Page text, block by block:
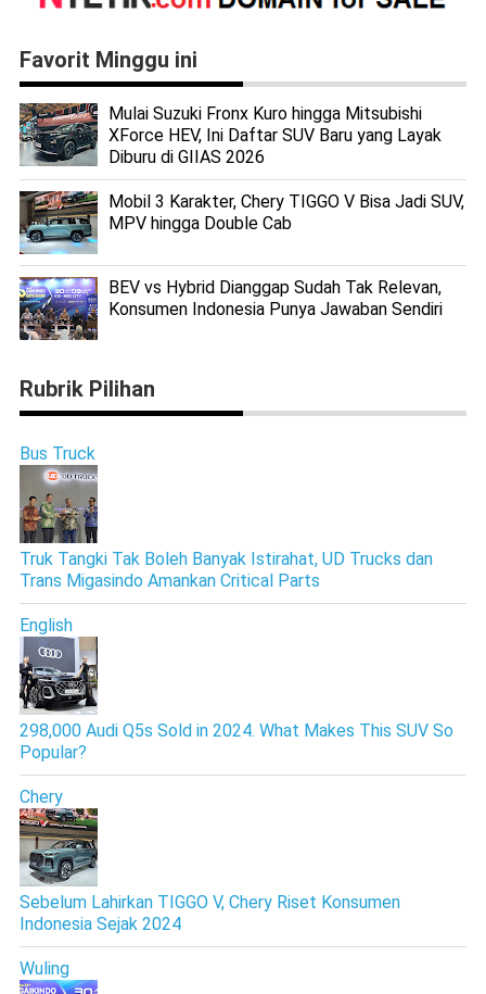
Favorit Minggu ini
Mulai Suzuki Fronx Kuro hingga Mitsubishi
XForce HEV, Ini Daftar SUV Baru yang Layak
Diburu di GIIAS 2026
Mobil 3 Karakter, Chery TIGGO V Bisa Jadi SUV,
MPV hingga Double Cab
BEV vs Hybrid Dianggap Sudah Tak Relevan,
Konsumen Indonesia Punya Jawaban Sendiri
Rubrik Pilihan
Bus Truck
Truk Tangki Tak Boleh Banyak Istirahat, UD Trucks dan
Trans Migasindo Amankan Critical Parts
English
298,000 Audi Q5s Sold in 2024. What Makes This SUV So
Popular?
Chery
Sebelum Lahirkan TIGGO V, Chery Riset Konsumen
Indonesia Sejak 2024
Wuling